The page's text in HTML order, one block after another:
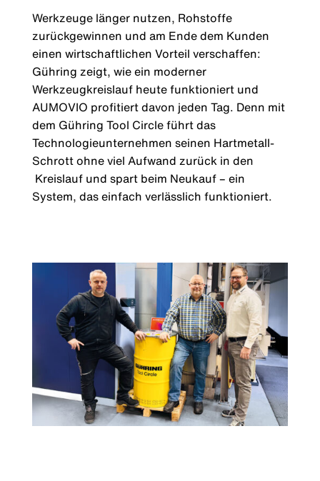
Werkzeuge länger nutzen, Rohstoffe
zurückgewinnen und am Ende dem Kunden
einen wirtschaftlichen Vorteil verschaffen:
Gühring zeigt, wie ein moderner
Werkzeugkreislauf heute funktioniert und
AUMOVIO profitiert davon jeden Tag. Denn mit
dem Gühring Tool Circle führt das
Technologieunternehmen seinen Hartmetall-
Schrott ohne viel Aufwand zurück in den
Kreislauf und spart beim Neukauf – ein
System, das einfach verlässlich funktioniert.